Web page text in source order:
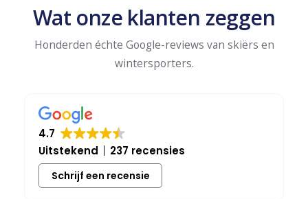
Wat onze klanten zeggen
Honderden échte Google-reviews van skiërs en
wintersporters.
4.7
Uitstekend
237 recensies
Schrijf een recensie